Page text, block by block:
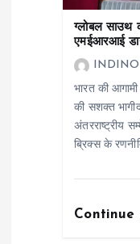
ग्लोबल साउथ
एमईआरआई
भारत की
की सशक्त
अंतरराष्ट्रीय
ब्रिक्स के
Continue